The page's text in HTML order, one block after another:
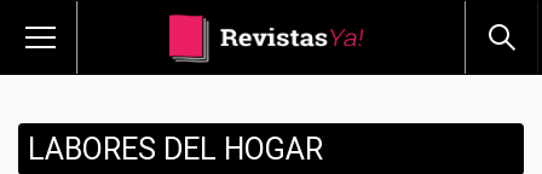
LABORES DEL HOGAR